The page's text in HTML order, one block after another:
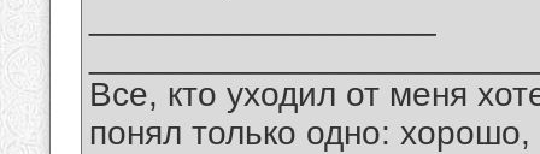
Все, кто уходил от меня
понял только одно: